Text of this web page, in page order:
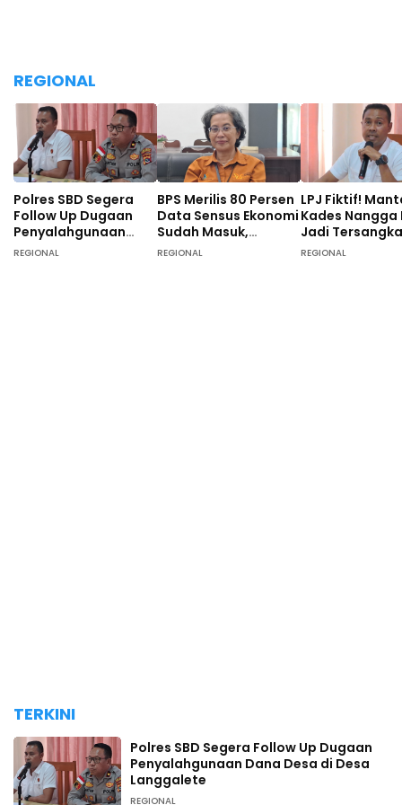
REGIONAL
Polres SBD Segera
Follow Up Dugaan
Penyalahgunaan
Dana Desa di Desa
REGIONAL
BPS Merilis 80 Persen
Data Sensus Ekonomi
Sudah Masuk,
Masyarakat SBD
REGIONAL
LPJ Fiktif!
Kades Nangga
Jadi Tersangka
Tunggal, 40
REGIONAL
TERKINI
Polres SBD Segera Follow Up Dugaan
Penyalahgunaan Dana Desa di Desa
Langgalete
REGIONAL